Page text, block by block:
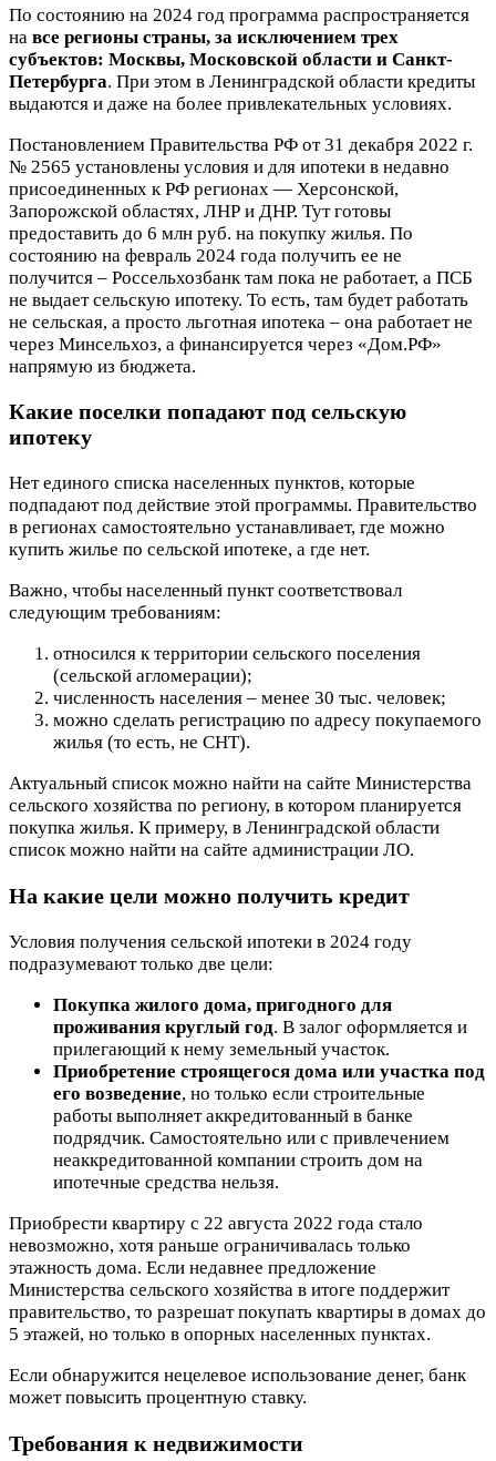
По состоянию на 2024 год программа распространяется
на все регионы страны, за исключением трех
субъектов: Москвы, Московской области и Санкт-
Петербурга. При этом в Ленинградской области кредиты
выдаются и даже на более привлекательных условиях.
Постановлением Правительства РФ от 31 декабря 2022 г.
№ 2565 установлены условия и для ипотеки в недавно
присоединенных к РФ регионах — Херсонской,
Запорожской областях, ЛНР и ДНР. Тут готовы
предоставить до 6 млн руб. на покупку жилья. По
состоянию на февраль 2024 года получить ее не
получится – Россельхозбанк там пока не работает, а ПСБ
не выдает сельскую ипотеку. То есть, там будет работать
не сельская, а просто льготная ипотека – она работает не
через Минсельхоз, а финансируется через «Дом.РФ»
напрямую из бюджета.
Какие поселки попадают под сельскую
ипотеку
Нет единого списка населенных пунктов, которые
подпадают под действие этой программы. Правительство
в регионах самостоятельно устанавливает, где можно
купить жилье по сельской ипотеке, а где нет.
Важно, чтобы населенный пункт соответствовал
следующим требованиям:
относился к территории сельского поселения
(сельской агломерации);
численность населения – менее 30 тыс. человек;
можно сделать регистрацию по адресу покупаемого
жилья (то есть, не СНТ).
Актуальный список можно найти на сайте Министерства
сельского хозяйства по региону, в котором планируется
покупка жилья. К примеру, в Ленинградской области
список можно найти на сайте администрации ЛО.
На какие цели можно получить кредит
Условия получения сельской ипотеки в 2024 году
подразумевают только две цели:
Покупка жилого дома, пригодного для
проживания круглый год. В залог оформляется и
прилегающий к нему земельный участок.
Приобретение строящегося дома или участка под
его возведение, но только если строительные
работы выполняет аккредитованный в банке
подрядчик. Самостоятельно или с привлечением
неаккредитованной компании строить дом на
ипотечные средства нельзя.
Приобрести квартиру с 22 августа 2022 года стало
невозможно, хотя раньше ограничивалась только
этажность дома. Если недавнее предложение
Министерства сельского хозяйства в итоге поддержит
правительство, то разрешат покупать квартиры в домах до
5 этажей, но только в опорных населенных пунктах.
Если обнаружится нецелевое использование денег, банк
может повысить процентную ставку.
Требования к недвижимости